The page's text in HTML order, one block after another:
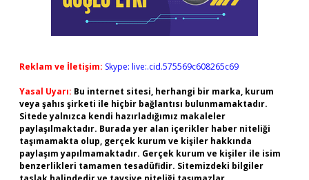
Reklam ve İletişim: Skype: live:.cid.575569c608265c69
Yasal Uyarı: Bu internet sitesi, herhangi bir marka, kurum
veya şahıs şirketi ile hiçbir bağlantısı bulunmamaktadır.
Sitede yalnızca kendi hazırladığımız makaleler
paylaşılmaktadır. Burada yer alan içerikler haber niteliği
taşımamakta olup, gerçek kurum ve kişiler hakkında
paylaşım yapılmamaktadır. Gerçek kurum ve kişiler ile isim
benzerlikleri tamamen tesadüfidir. Sitemizdeki bilgiler